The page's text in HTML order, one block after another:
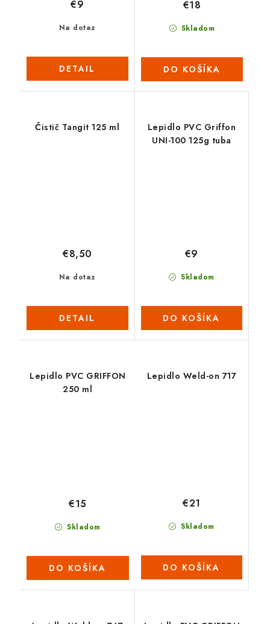
Na dotaz
€9
DETAIL
Skladom
€18
DO KOŠÍKA
Čistič Tangit 125 ml
Na dotaz
€8,50
DETAIL
Lepidlo PVC Griffon
UNI-100 125g tuba
Skladom
€9
DO KOŠÍKA
Lepidlo PVC GRIFFON
250 ml
Skladom
€15
DO KOŠÍKA
Lepidlo Weld-on 717
Skladom
€21
DO KOŠÍKA